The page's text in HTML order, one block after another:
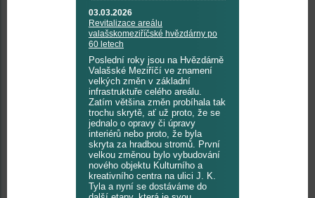
03.03.2026
Revitalizace areálu
valašskomeziříčské hvězdárny po
60 letech
Poslední roky jsou na Hvězdárně
Valašské Meziříčí ve znamení
velkých změn v základní
infrastruktuře celého areálu.
Zatím většina změn probíhala tak
trochu skrytě, ať už proto, že se
jednalo o opravy či úpravy
interiérů nebo proto, že byla
skryta za hradbou stromů. První
velkou změnou bylo vybudování
nového objektu Kulturního a
kreativního centra na ulici J. K.
Tyla a nyní se dostáváme do